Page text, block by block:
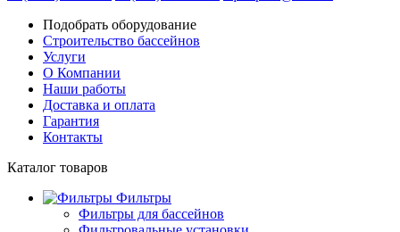
Подобрать оборудование
Строительство бассейнов
Услуги
О Компании
Наши работы
Доставка и оплата
Гарантия
Контакты
Каталог товаров
Фильтры
Фильтры для бассейнов